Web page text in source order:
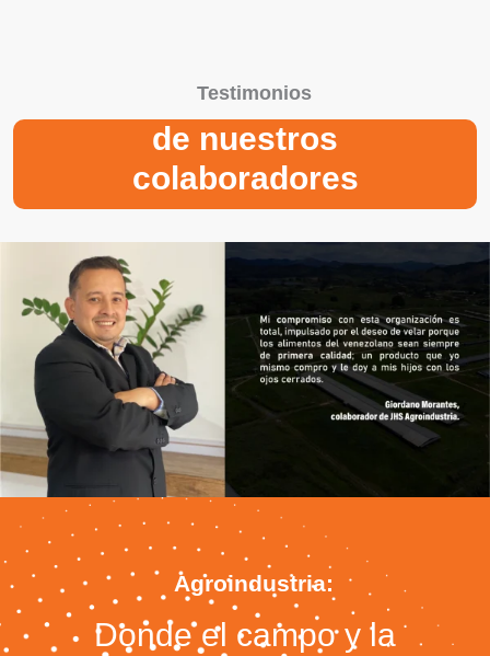
Testimonios
de nuestros
colaboradores
Agroindustria:
Donde el campo y la